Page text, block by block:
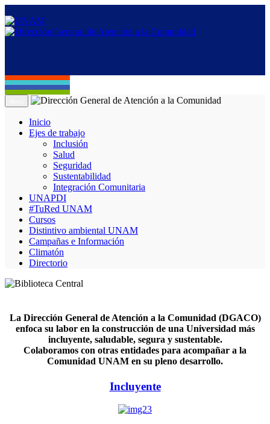
Inicio
Ejes de trabajo
Inclusión
Salud
Seguridad
Sustentabilidad
Integración Comunitaria
UNAPDI
#TuRed UNAM
Cursos
Distintivo ambiental UNAM
Campañas e Información
Climatón
Directorio
La Dirección General de Atención a la Comunidad (DGACO)
enfoca su labor en la construcción de una Universidad más
incluyente, saludable, segura y sustentable.
Colaboramos con otras entidades para acompañar a la
Comunidad UNAM en su pleno desarrollo.
Incluyente